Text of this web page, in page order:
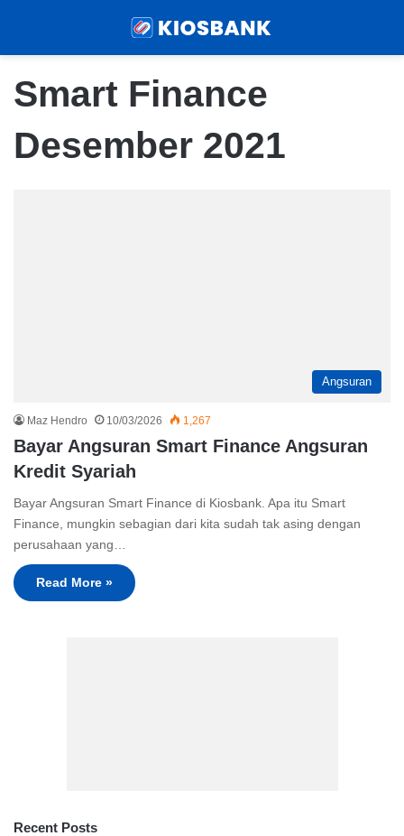
Smart Finance
Desember 2021
Angsuran
Maz Hendro 10/03/2026 1,267
Bayar Angsuran Smart Finance Angsuran
Kredit Syariah
Bayar Angsuran Smart Finance di Kiosbank. Apa itu Smart
Finance, mungkin sebagian dari kita sudah tak asing dengan
perusahaan yang…
Read More »
Recent Posts